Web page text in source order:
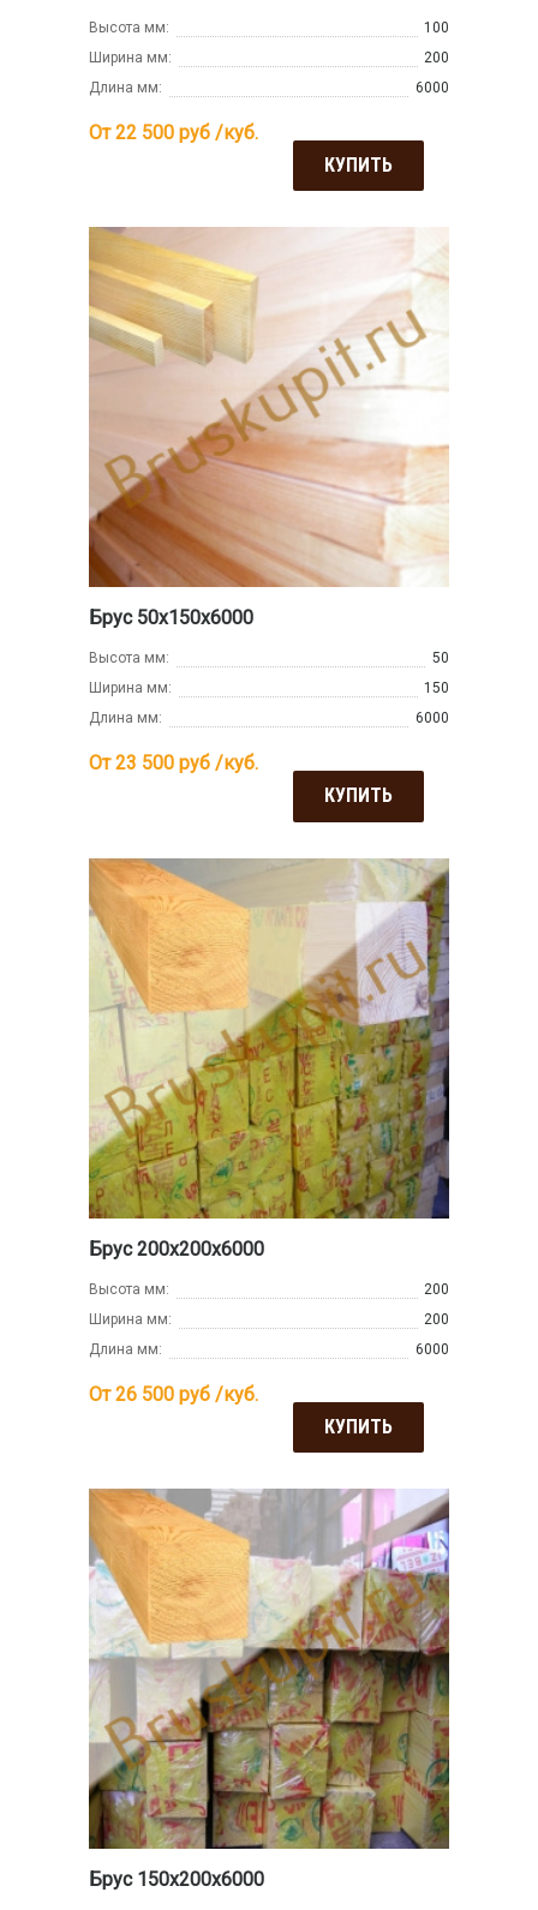
Высота мм:
100
Ширина мм:
200
Длина мм:
6000
От 22 500 руб /куб.
КУПИТЬ
Брус 50х150х6000
Высота мм:
50
Ширина мм:
150
Длина мм:
6000
От 23 500 руб /куб.
КУПИТЬ
Брус 200х200х6000
Высота мм:
200
Ширина мм:
200
Длина мм:
6000
От 26 500 руб /куб.
КУПИТЬ
Брус 150х200х6000